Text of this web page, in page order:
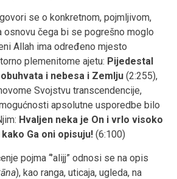
se o konkretnom, pojmljivom,
osnovu čega bi se pogrešno moglo
Allah ima određeno mjesto
plemenitome ajetu: Pijedestal
obuhvata i nebesa i Zemlju (2:255),
Svojstvu transcendencije,
apsolutne usporedbe bilo
Hvaljen neka je On i vrlo visoko
Ga oni opisuju! (6:100)
pojma “’alijj” odnosi se na opis
), kao ranga, uticaja, ugleda, na